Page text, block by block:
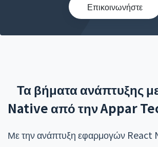
Επικοινωνήστε
Τα βήματα ανάπτυξης
Native από την Appar
Με την ανάπτυξη εφαρμογών React